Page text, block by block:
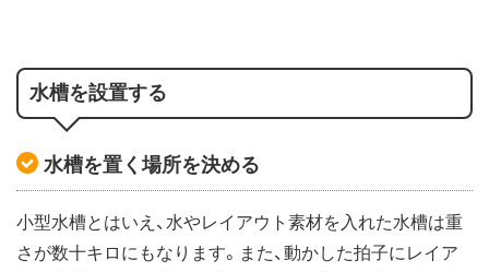
水槽を設置する
水槽を置く場所を決める
小型水槽とはいえ、水やレイアウト素材を入れた水槽は重
さが数十キロにもなります。また、動かした拍子にレイア